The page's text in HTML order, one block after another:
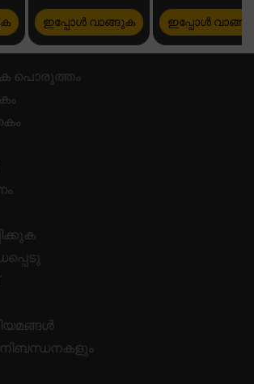
ഇപ്പോൾ വാങ്ങുക ഇപ്പോൾ
പൊരുത്തം